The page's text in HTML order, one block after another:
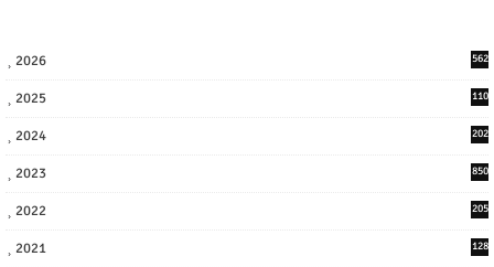
2026 562
2025
110
2024
202
2023 850
2022
205
2021
128